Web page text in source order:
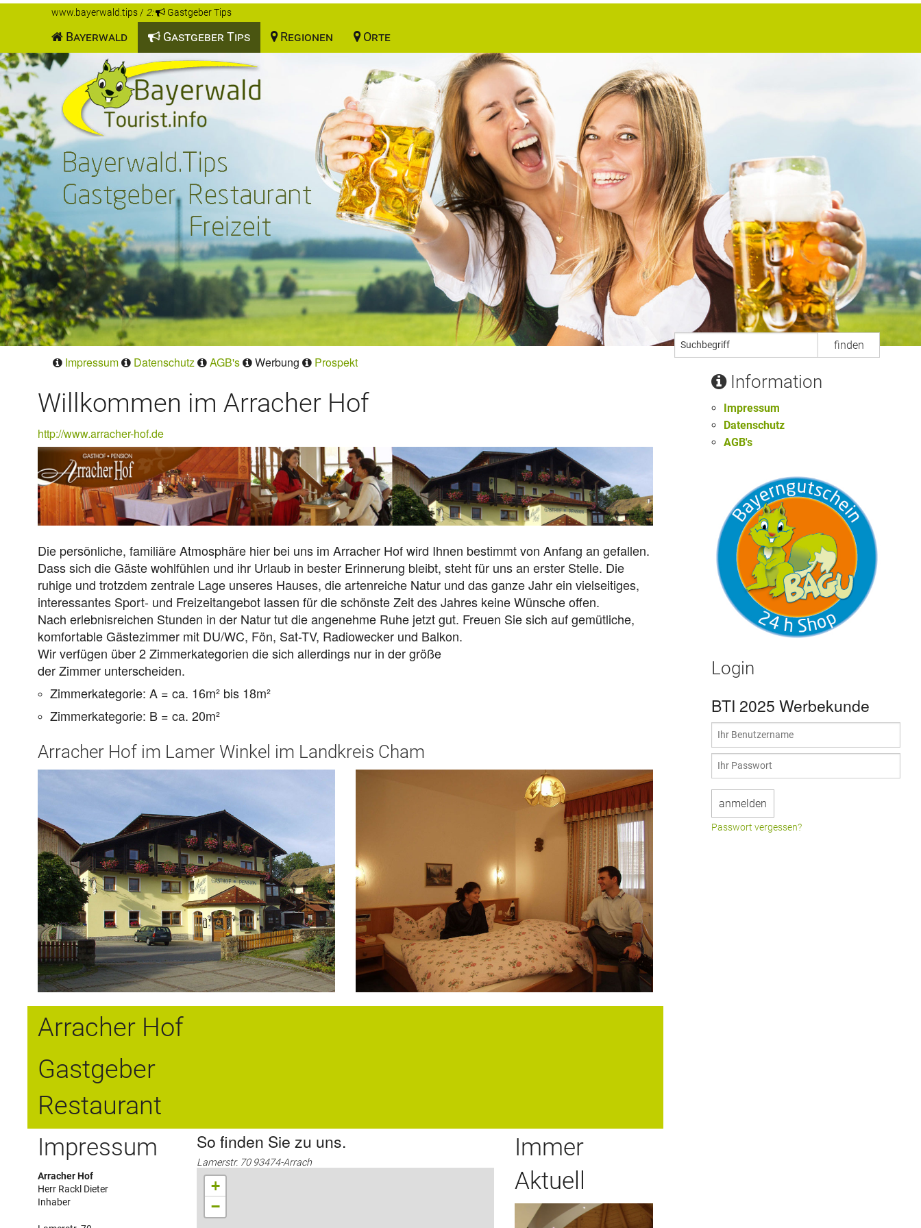
www.bayerwald.tips/ 2: Gastgeber Tips
Bayerwald Gastgeber Tips Regionen Orte
Impressum Datenschutz AGB's Werbung Prospekt
Willkommen im Arracher Hof
http://www.arracher-hof.de
Die persönliche, familiäre Atmosphäre hier bei uns im Arracher Hof wird Ihnen bestimmt von Anfang an gefallen.
Dass sich die Gäste wohlfühlen und ihr Urlaub in bester Erinnerung bleibt, steht für uns an erster Stelle. Die
ruhige und trotzdem zentrale Lage unseres Hauses, die artenreiche Natur und das ganze Jahr ein vielseitiges,
interessantes Sport- und Freizeitangebot lassen für die schönste Zeit des Jahres keine Wünsche offen.
Nach erlebnisreichen Stunden in der Natur tut die angenehme Ruhe jetzt gut. Freuen Sie sich auf gemütliche,
komfortable Gästezimmer mit DU/WC, Fön, Sat-TV, Radiowecker und Balkon.
Wir verfügen über 2 Zimmerkategorien die sich allerdings nur in der größe
der Zimmer unterscheiden.
Zimmerkategorie: A = ca. 16m² bis 18m²
Zimmerkategorie: B = ca. 20m²
Arracher Hof im Lamer Winkel im Landkreis Cham
Arracher Hof
Gastgeber
Restaurant
Impressum
Arracher Hof
Herr Rackl Dieter
Inhaber
So finden Sie zu uns.
Lamerstr. 70 93474-Arrach
+
−
Immer
Aktuell
Information
Impressum
Datenschutz
AGB's
Login
BTI 2025 Werbekunde
Passwort vergessen?